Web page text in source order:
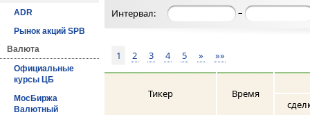
ADR
Рынок акций SPB
Валюта
Официальные
курсы ЦБ
МосБиржа
Валютный
Интервал: –
1 2 3 4 5 » »»
Тикер
Время